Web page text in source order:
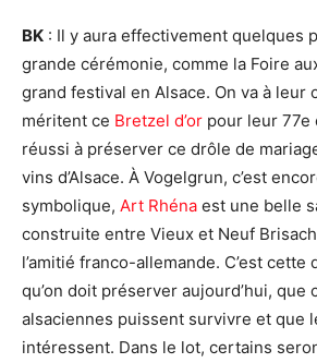
BK : Il y aura effectivement quelques
grande cérémonie, comme la Foire
grand festival en Alsace. On va à leur
méritent ce Bretzel d’or pour leur 77e
réussi à préserver ce drôle de
vins d’Alsace. À Vogelgrun, c’est
symbolique, Art Rhéna est une belle
construite entre Vieux et Neuf
l’amitié franco-allemande. C’est cette
qu’on doit préserver aujourd’hui, que
alsaciennes puissent survivre et que
intéressent. Dans le lot, certains